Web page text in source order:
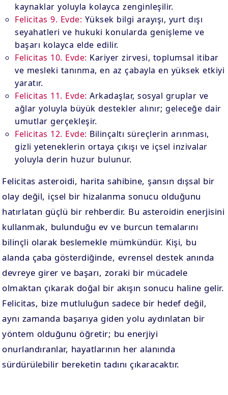
kaynaklar yoluyla kolayca zenginleşilir.
Felicitas 9. Evde: Yüksek bilgi arayışı, yurt dışı
seyahatleri ve hukuki konularda genişleme ve
başarı kolayca elde edilir.
Felicitas 10. Evde: Kariyer zirvesi, toplumsal itibar
ve mesleki tanınma, en az çabayla en yüksek etkiyi
yaratır.
Felicitas 11. Evde: Arkadaşlar, sosyal gruplar ve
ağlar yoluyla büyük destekler alınır; geleceğe dair
umutlar gerçekleşir.
Felicitas 12. Evde: Bilinçaltı süreçlerin arınması,
gizli yeteneklerin ortaya çıkışı ve içsel inzivalar
yoluyla derin huzur bulunur.
Felicitas asteroidi, harita sahibine, şansın dışsal bir
olay değil, içsel bir hizalanma sonucu olduğunu
hatırlatan güçlü bir rehberdir. Bu asteroidin enerjisini
kullanmak, bulunduğu ev ve burcun temalarını
bilinçli olarak beslemekle mümkündür. Kişi, bu
alanda çaba gösterdiğinde, evrensel destek anında
devreye girer ve başarı, zoraki bir mücadele
olmaktan çıkarak doğal bir akışın sonucu haline gelir.
Felicitas, bize mutluluğun sadece bir hedef değil,
aynı zamanda başarıya giden yolu aydınlatan bir
yöntem olduğunu öğretir; bu enerjiyi
onurlandıranlar, hayatlarının her alanında
sürdürülebilir bereketin tadını çıkaracaktır.